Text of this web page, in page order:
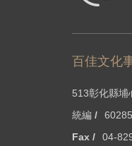
百佳文化
513彰化縣埔
統編 /
Fax /
04-